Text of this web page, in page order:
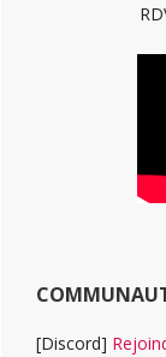
[Discord]